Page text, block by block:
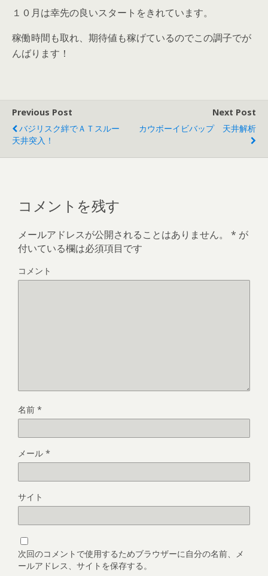
１０月は幸先の良いスタートをきれています。
稼働時間も取れ、期待値も稼げているのでこの調子でが
んばります！
Previous Post
バジリスク絆でＡＴスルー
天井突入！
Next Post
カウボーイビバップ 天井解析
コメントを残す
メールアドレスが公開されることはありません。 * が
付いている欄は必須項目です
コメント
名前 *
メール *
サイト
次回のコメントで使用するためブラウザーに自分の名前、メ
ールアドレス、サイトを保存する。